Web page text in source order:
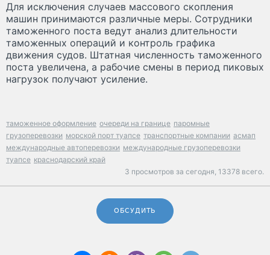
Для исключения случаев массового скопления
машин принимаются различные меры. Сотрудники
таможенного поста ведут анализ длительности
таможенных операций и контроль графика
движения судов. Штатная численность таможенного
поста увеличена, а рабочие смены в период пиковых
нагрузок получают усиление.
таможенное оформление очереди на границе паромные
грузоперевозки морской порт туапсе транспортные компании асмап
международные автоперевозки международные грузоперевозки
туапсе краснодарский край
3 просмотров за сегодня, 13378 всего.
ОБСУДИТЬ